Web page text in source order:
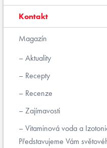
Kontakt
Magazín
Aktuality
Recepty
Recenze
Zajímavosti
Vitaminová voda a
Představujeme Vám